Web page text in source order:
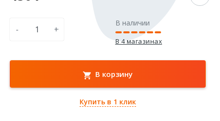
- +
В наличии
В 4 магазинах
В корзину
Купить в 1 клик